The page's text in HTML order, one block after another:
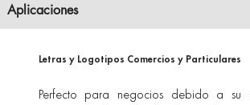
Aplicaciones
Perfecto para negocios debido a su
Letras y Logotipos Comercios y Particulares